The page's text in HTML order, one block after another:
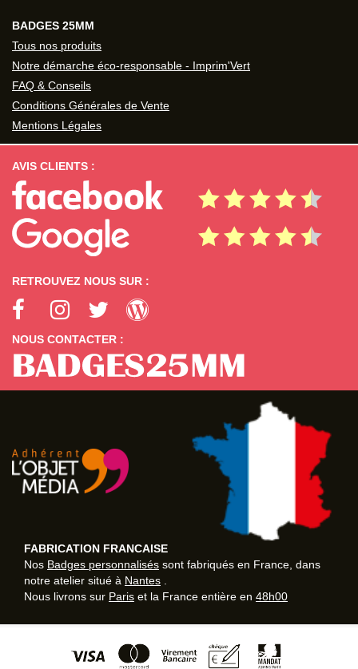
BADGES 25MM
Tous nos produits
Notre démarche éco-responsable - Imprim'Vert
FAQ & Conseils
Conditions Générales de Vente
Mentions Légales
AVIS CLIENTS :
RETROUVEZ NOUS SUR :
NOUS CONTACTER :
FABRICATION FRANCAISE
Nos Badges personnalisés sont fabriqués en France, dans
notre atelier situé à Nantes
Nous livrons sur Paris et la France entière en 48h00